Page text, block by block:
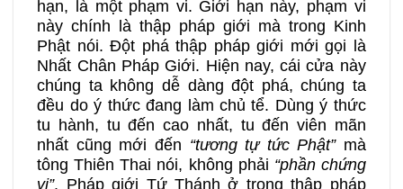
hạn, là một phạm vi. Giới hạn này, phạm vi
này chính là thập pháp giới mà trong Kinh
Phật nói. Đột phá thập pháp giới mới gọi là
Nhất Chân Pháp Giới. Hiện nay, cái cửa này
chúng ta không dễ dàng đột phá, chúng ta
đều do ý thức đang làm chủ tể. Dùng ý thức
tu hành, tu đến cao nhất, tu đến viên mãn
nhất cũng mới đến “tương tự tức Phật”mà
tông Thiên Thai nói, không phải “phần chứng
vị”. Pháp giới Tứ Thánh ở trong thập pháp